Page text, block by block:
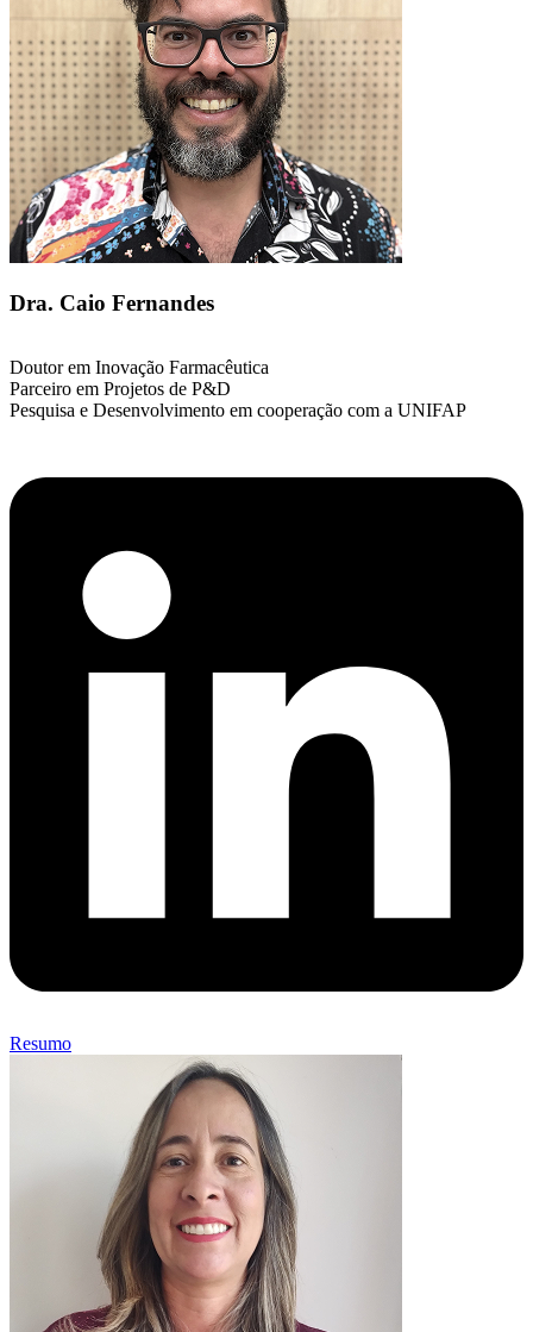
Dra. Caio Fernandes
Doutor em Inovação Farmacêutica
Parceiro em Projetos de P&D
Pesquisa e Desenvolvimento em cooperação com a UNIFAP
Resumo